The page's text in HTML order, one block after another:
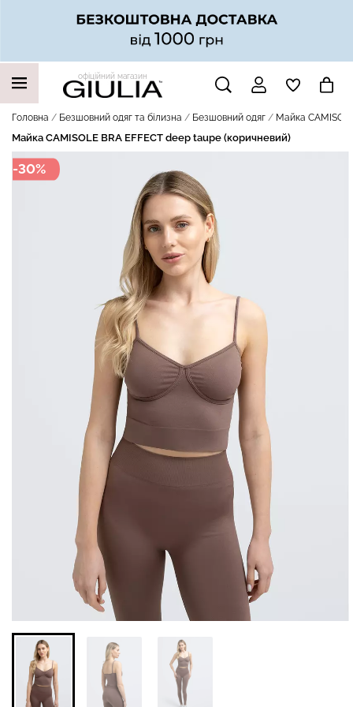
офіційний магазин
Головна Безшовний одяг та білизна Безшовний одяг Майка
Майка CAMISOLE BRA EFFECT deep taupe (коричневий)
-30%
НАШІ ТРЕНДОВІ ТОВАРИ
Безшовні легінси з
мікрофібри LEGGINGS 02
(чорний) Giulia
789 грн.
Безшовні легінси
LEGGINGS (чорний) Giulia
689 грн.